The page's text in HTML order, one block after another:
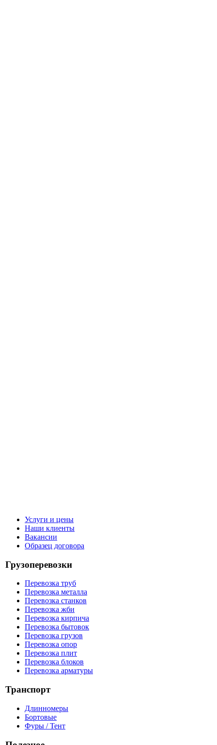
Услуги и цены
Наши клиенты
Вакансии
Образец договора
Грузоперевозки
Перевозка труб
Перевозка металла
Перевозка станков
Перевозка жби
Перевозка кирпича
Перевозка бытовок
Перевозка грузов
Перевозка опор
Перевозка плит
Перевозка блоков
Перевозка арматуры
Транспорт
Длинномеры
Бортовые
Фуры / Тент